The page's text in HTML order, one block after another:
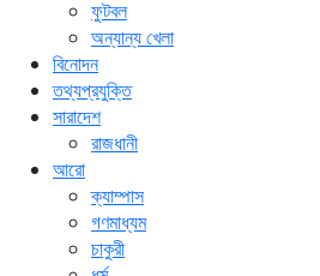
ফুটবল
অন্যান্য খেলা
বিনোদন
তথ্যপ্রযুক্তি
সারাদেশ
রাজধানী
আরো
ক্যাম্পাস
গণমাধ্যম
চাকুরী